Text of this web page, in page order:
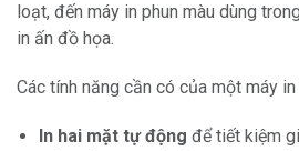
loạt, đến máy in phun màu dùng
in ấn đồ họa.
Các tính năng cần có của một máy
In hai mặt tự động để tiết kiệm